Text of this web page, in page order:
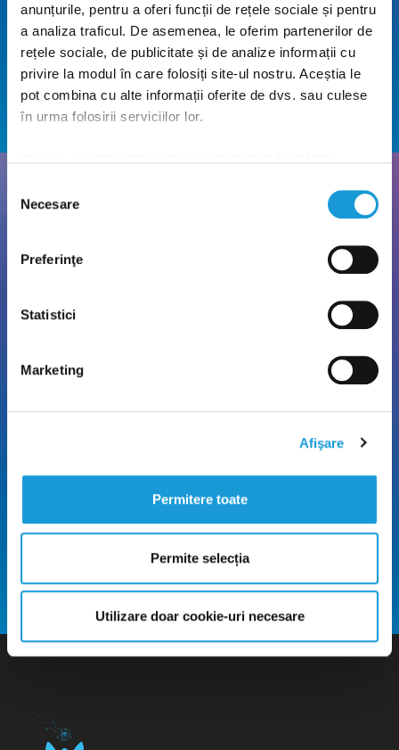
anunțurile, pentru a oferi funcții de rețele sociale și pentru
a analiza traficul. De asemenea, le oferim partenerilor de
rețele sociale, de publicitate și de analize informații cu
privire la modul în care folosiți site-ul nostru. Aceștia le
pot combina cu alte informații oferite de dvs. sau culese
în urma folosirii serviciilor lor.
consimțământului
Necesare
Preferinţe
Statistici
Marketing
Afişare
Permitere toate
Permite selecția
Utilizare doar cookie-uri necesare
Parcare gratuită
Nu pierde timpul căutând loc de parcare! Poți parca
gratuit la locațiile noastre.